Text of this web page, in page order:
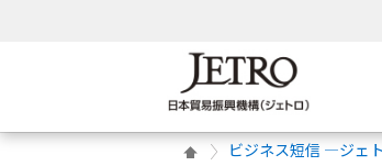
ビジネス短信 ―ジェ